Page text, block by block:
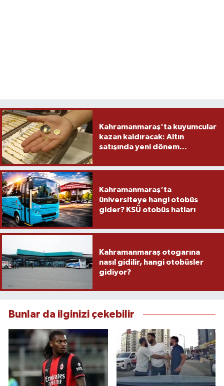
Kahramanmaraş'ta kuyumcular
kazan kaldıracak: Altın
satışında yeni dönem...
Kahramanmaraş'ta
üniversiteye hangi otobüs
gider? KSÜ otobüs hatları
Kahramanmaraş otogarına
nasıl gidilir, hangi otobüsler
gidiyor?
Bunlar da ilginizi çekebilir